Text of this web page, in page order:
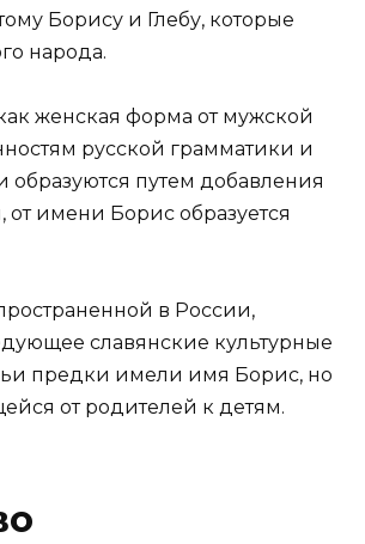
Борису и Глебу, которые
народа.
женская форма от мужской
русской грамматики и
путем добавления
имени Борис образуется
в России,
славянские культурные
предки имели имя Борис, но
от родителей к детям.